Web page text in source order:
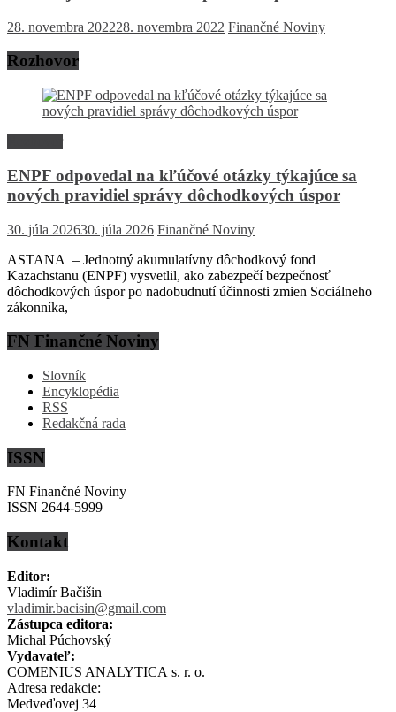
28. novembra 202228. novembra 2022 Finančné Noviny
Rozhovor
ENPF odpovedal na kľúčové otázky týkajúce sa
nových pravidiel správy dôchodkových úspor
30. júla 202630. júla 2026 Finančné Noviny
ASTANA – Jednotný akumulatívny dôchodkový fond
Kazachstanu (ENPF) vysvetlil, ako zabezpečí bezpečnosť
dôchodkových úspor po nadobudnutí účinnosti zmien Sociálneho
zákonníka,
FN Finančné Noviny
Slovník
Encyklopédia
RSS
Redakčná rada
ISSN
FN Finančné Noviny
ISSN 2644-5999
Kontakt
Editor:
Vladimír Bačišin
vladimir.bacisin@gmail.com
Zástupca editora:
Michal Púchovský
Vydavateľ:
COMENIUS ANALYTICA s. r. o.
Adresa redakcie:
Medveďovej 34